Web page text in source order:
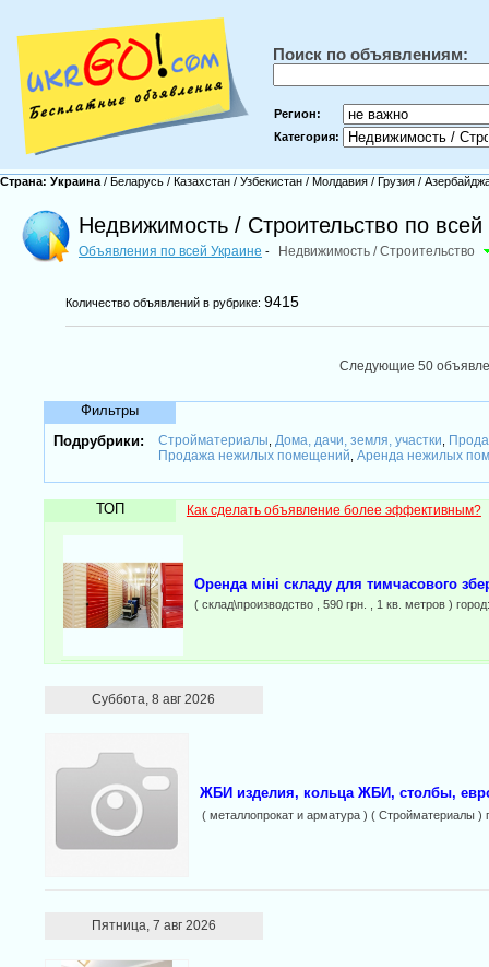
Поиск по объявлениям:
Регион:
Категория:
Страна: Украина / Беларусь / Казахстан / Узбекистан / Молдавия / Грузия /
Недвижимость / Строительство по всей
Объявления по всей Украине - Недвижимость / Строительство
Количество объявлений в рубрике: 9415
Следующие 50
Фильтры
Подрубрики:
Стройматериалы Дома, дачи, земля, участки
Продажа нежилых помещений Аренда нежилых
ТОП Как сделать объявление более эффективным?
Оренда міні складу для тимчасового
( склад\производство , 590 грн. , 1 кв. метров )
Суббота, 8 авг 2026
ЖБИ изделия, кольца ЖБИ, столбы,
( металлопрокат и арматура ) ( Стройматериалы )
Пятница, 7 авг 2026